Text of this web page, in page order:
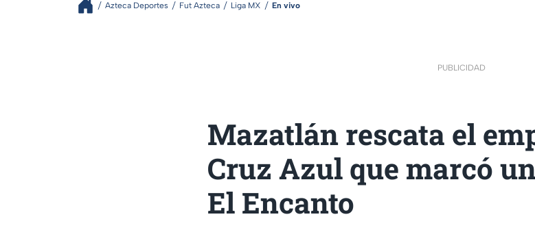
Azteca Deportes Fut Azteca Liga MX En vivo
PUBLICIDAD
Mazatlán rescata el
Cruz Azul que marcó
El Encanto